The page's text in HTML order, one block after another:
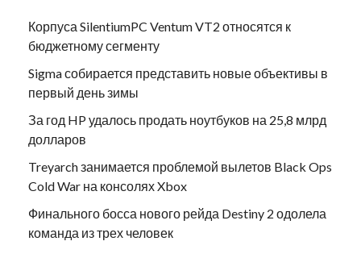
Корпуса SilentiumPC Ventum VT2 относятся к
бюджетному сегменту
Sigma собирается представить новые объективы в
первый день зимы
За год HP удалось продать ноутбуков на 25,8 млрд
долларов
Treyarch занимается проблемой вылетов Black Ops
Cold War на консолях Xbox
Финального босса нового рейда Destiny 2 одолела
команда из трех человек